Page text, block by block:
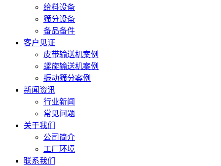
给料设备
筛分设备
备品备件
客户见证
皮带输送机案例
螺旋输送机案例
振动筛分案例
新闻资讯
行业新闻
常见问题
关于我们
公司简介
工厂环境
联系我们